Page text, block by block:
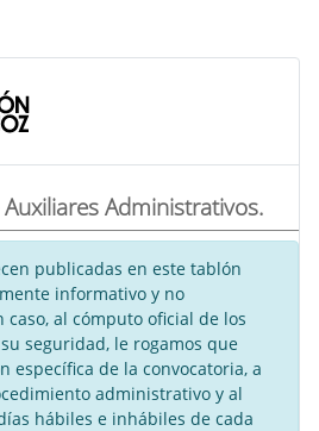
Administrativos.
publicadas en este tablón
informativo y no
al cómputo oficial de los
seguridad, le rogamos que
específica de la convocatoria, a
administrativo y al
hábiles e inhábiles de cada